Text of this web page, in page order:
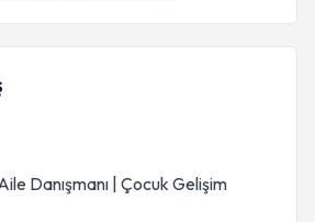
Danışmanı | Çocuk Gelişim